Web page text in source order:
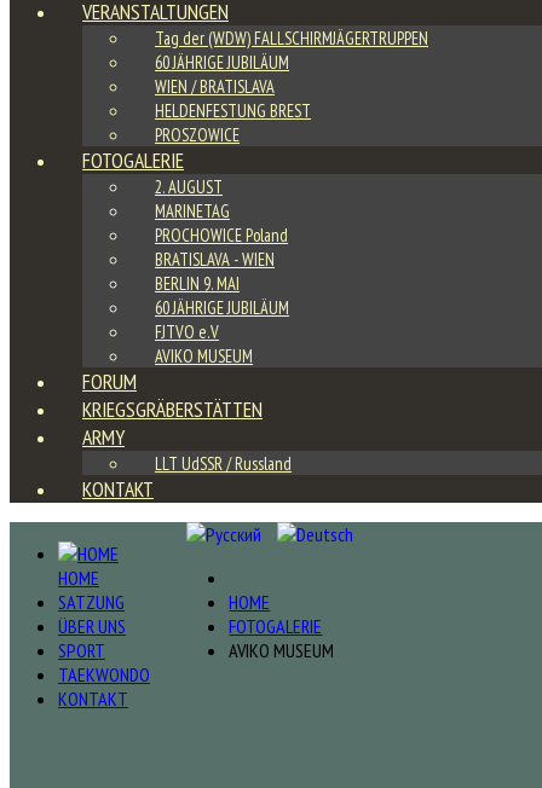
VERANSTALTUNGEN
Tag der (WDW) FALLSCHIRMJÄGERTRUPPEN
60 JÄHRIGE JUBILÄUM
WIEN / BRATISLAVA
HELDENFESTUNG BREST
PROSZOWICE
FOTOGALERIE
2. AUGUST
MARINETAG
PROCHOWICE Poland
BRATISLAVA - WIEN
BERLIN 9. MAI
60 JÄHRIGE JUBILÄUM
FJTVO e.V
AVIKO MUSEUM
FORUM
KRIEGSGRÄBERSTÄTTEN
ARMY
LLT UdSSR / Russland
KONTAKT
HOME
SATZUNG
ÜBER UNS
SPORT
TAEKWONDO
KONTAKT
HOME
FOTOGALERIE
AVIKO MUSEUM